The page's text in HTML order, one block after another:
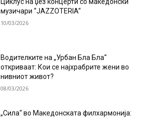
музичари “JAZZOTERIA“
10/03/2026
Водителките на „Урбан Бла Бла“
откриваат: Кои се најхрабрите жени во
нивниот живот?
08/03/2026
„Сила“ во Македонската филхармонија: